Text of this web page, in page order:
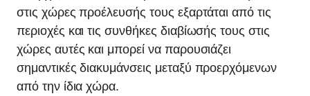
στις χώρες προέλευσής τους εξαρτάται από τις
περιοχές και τις συνθήκες διαβίωσής τους στις
χώρες αυτές και μπορεί να παρουσιάζει
σημαντικές διακυμάνσεις μεταξύ προερχόμενων
από την ίδια χώρα.